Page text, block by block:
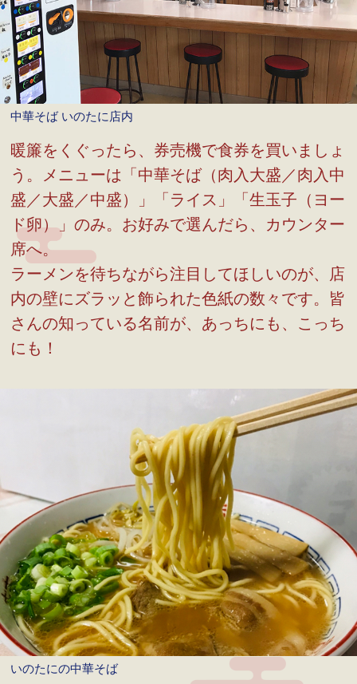
中華そば いのたに店内
暖簾をくぐったら、券売機で食券を買いましょ
う。メニューは「中華そば（肉入大盛／肉入中
盛／大盛／中盛）」「ライス」「生玉子（ヨー
ド卵）」のみ。お好みで選んだら、カウンター
席へ。
ラーメンを待ちながら注目してほしいのが、店
内の壁にズラッと飾られた色紙の数々です。皆
さんの知っている名前が、あっちにも、こっち
にも！
いのたにの中華そば